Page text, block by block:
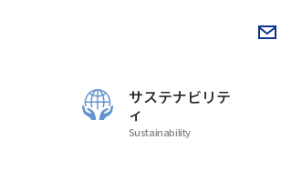
サステナビリテ
ィ
Sustainability